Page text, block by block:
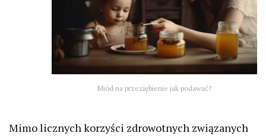
Miód na przeziębienie jak podawać?
Mimo licznych korzyści zdrowotnych związanych